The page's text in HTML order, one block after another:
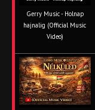
Gerry Music - Holnap
hajnalig (Official Music
Video)